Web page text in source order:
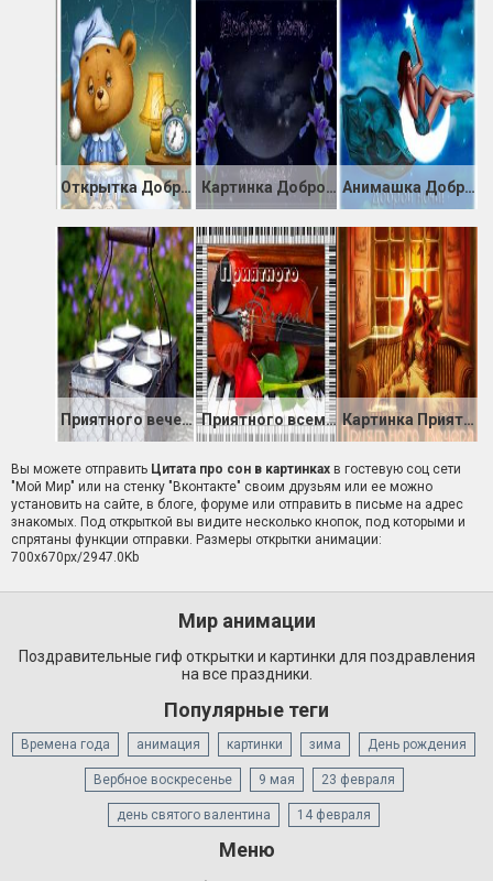
Открытка Доброй ночи! Сладких снов! Картинка Доброй ночи, друзья! Анимашка Доброй ночи
Приятного вечера картинка с надписью для друзей Приятного всем творческого вечера Картинка Приятного вечера
Вы можете отправить Цитата про сон в картинках в гостевую соц сети
"Мой Мир" или на стенку "Вконтакте" своим друзьям или ее можно
установить на сайте, в блоге, форуме или отправить в письме на адрес
знакомых. Под открыткой вы видите несколько кнопок, под которыми и
спрятаны функции отправки. Размеры открытки анимации:
700x670px/2947.0Kb
Мир анимации
Поздравительные гиф открытки и картинки для поздравления
на все праздники.
Популярные теги
Времена года анимация картинки зима День рождения
Вербное воскресенье 9 мая 23 февраля
день святого валентина 14 февраля
Меню